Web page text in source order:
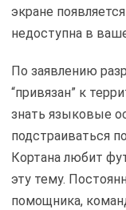
экране
недоступна в
По заявлению
“привязан” к
знать языковые
подстраиваться
Кортана любит
эту тему.
помощника,